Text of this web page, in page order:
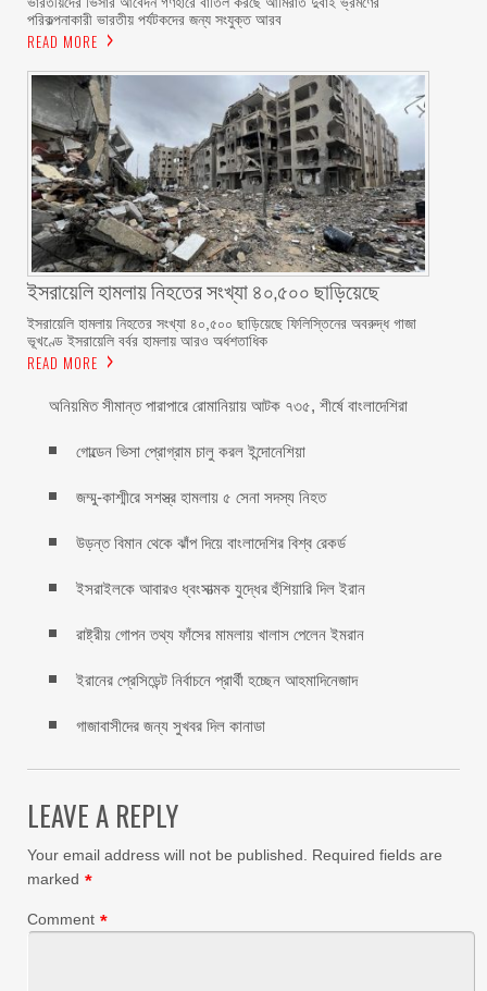
পরিকল্পনাকারী ভারতীয় পর্যটকদের জন্য সংযুক্ত আরব
READ MORE
ইসরায়েলি হামলায় নিহতের সংখ্যা ৪০,৫০০ ছাড়িয়েছে
ইসরায়েলি হামলায় নিহতের সংখ্যা ৪০,৫০০ ছাড়িয়েছে ফিলিস্তিনের অবরুদ্ধ গাজা
ভূখণ্ডে ইসরায়েলি বর্বর হামলায় আরও অর্ধশতাধিক
READ MORE
অনিয়মিত সীমান্ত পারাপারে রোমানিয়ায় আটক ৭৩৫, শীর্ষে বাংলাদেশিরা
গোল্ডেন ভিসা প্রোগ্রাম চালু করল ইন্দোনেশিয়া
জম্মু-কাশ্মীরে সশস্ত্র হামলায় ৫ সেনা সদস্য নিহত
উড়ন্ত বিমান থেকে ঝাঁপ দিয়ে বাংলাদেশির বিশ্ব রেকর্ড
ইসরাইলকে আবারও ধ্বংসাত্মক যুদ্ধের হুঁশিয়ারি দিল ইরান
রাষ্ট্রীয় গোপন তথ্য ফাঁসের মামলায় খালাস পেলেন ইমরান
ইরানের প্রেসিডেন্ট নির্বাচনে প্রার্থী হচ্ছেন আহমাদিনেজাদ
গাজাবাসীদের জন্য সুখবর দিল কানাডা
LEAVE A REPLY
Your email address will not be published.
Required fields are
marked *
Comment *